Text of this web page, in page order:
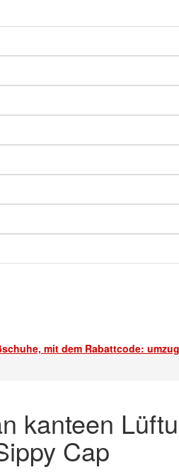
mit dem Rabattcode: umzug
kanteen
Cap